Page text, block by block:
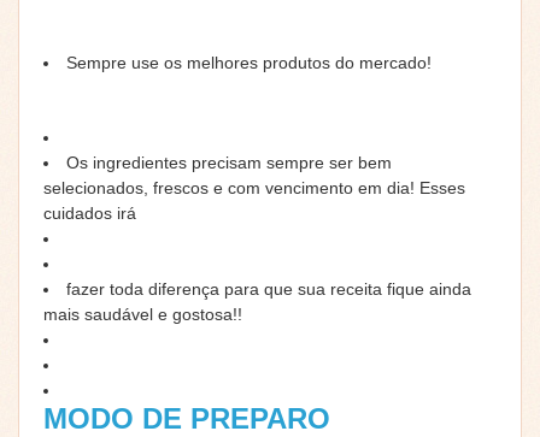
Sempre use os melhores produtos do mercado!
Os ingredientes precisam sempre ser bem
selecionados, frescos e com vencimento em dia! Esses
cuidados irá
fazer toda diferença para que sua receita fique ainda
mais saudável e gostosa!!
MODO DE PREPARO